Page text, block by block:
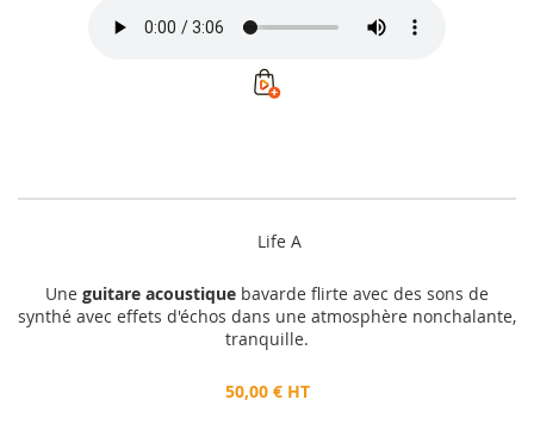
Life A
Une guitare acoustique bavarde flirte avec des sons de
synthé avec effets d'échos dans une atmosphère nonchalante,
tranquille.
50,00 € HT